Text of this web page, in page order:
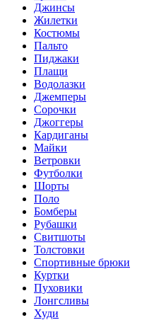
Джинсы
Жилетки
Костюмы
Пальто
Пиджаки
Плащи
Водолазки
Джемперы
Сорочки
Джоггеры
Кардиганы
Майки
Ветровки
Футболки
Шорты
Поло
Бомберы
Рубашки
Свитшоты
Толстовки
Спортивные брюки
Куртки
Пуховики
Лонгсливы
Худи